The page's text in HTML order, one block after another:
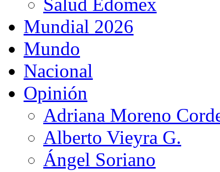
Mundial 2026
Mundo
Nacional
Opinión
Adriana Moreno
Alberto Vieyra G.
Ángel Soriano